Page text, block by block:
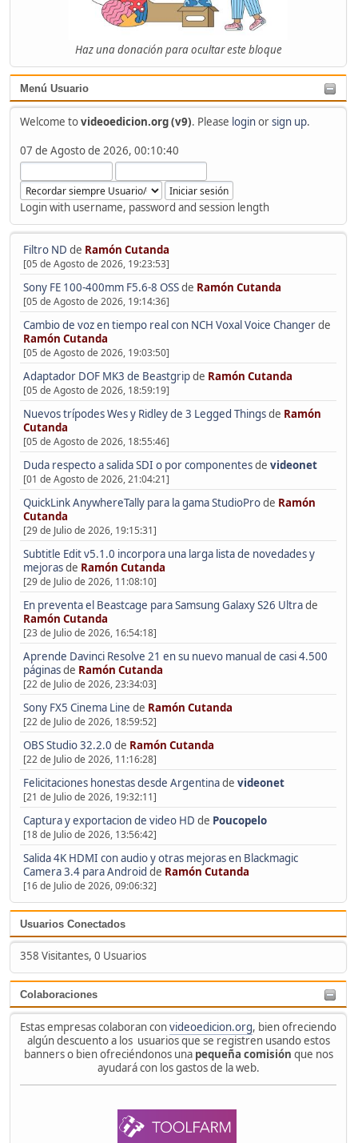
Haz una donación para ocultar este bloque
Menú Usuario
Welcome tovideoedicion.org (v9). Please loginorsign up.
07 de Agosto de 2026, 00:10:40
Login with username, password and session length
Filtro ND de Ramón Cutanda
[05 de Agosto de 2026, 19:23:53]
Sony FE 100-400mm F5.6-8 OSSde Ramón Cutanda
[05 de Agosto de 2026, 19:14:36]
Cambio de voz en tiempo real con NCH Voxal Voice Changerde
Ramón Cutanda
[05 de Agosto de 2026, 19:03:50]
Adaptador DOF MK3 de Beastgripde Ramón Cutanda
[05 de Agosto de 2026, 18:59:19]
Nuevos trípodes Wes y Ridley de 3 Legged Thingsde Ramón
Cutanda
[05 de Agosto de 2026, 18:55:46]
Duda respecto a salida SDI o por componentesde videonet
[01 de Agosto de 2026, 21:04:21]
QuickLink AnywhereTally para la gama StudioProde Ramón
Cutanda
[29 de Julio de 2026, 19:15:31]
Subtitle Edit v5.1.0 incorpora una larga lista de novedades y
mejorasde Ramón Cutanda
[29 de Julio de 2026, 11:08:10]
En preventa el Beastcage para Samsung Galaxy S26 Ultrade
Ramón Cutanda
[23 de Julio de 2026, 16:54:18]
Aprende Davinci Resolve 21 en su nuevo manual de casi 4.500
páginasde Ramón Cutanda
[22 de Julio de 2026, 23:34:03]
Sony FX5 Cinema Line de Ramón Cutanda
[22 de Julio de 2026, 18:59:52]
OBS Studio 32.2.0 de Ramón Cutanda
[22 de Julio de 2026, 11:16:28]
Felicitaciones honestas desde Argentinade videonet
[21 de Julio de 2026, 19:32:11]
Captura y exportacion de video HD de Poucopelo
[18 de Julio de 2026, 13:56:42]
Salida 4K HDMI con audio y otras mejoras en Blackmagic
Camera 3.4 para Android de Ramón Cutanda
[16 de Julio de 2026, 09:06:32]
Usuarios Conectados
358 Visitantes, 0 Usuarios
Colaboraciones
Estas empresas colaboran convideoedicion.org, bien ofreciendo
algún descuento a los usuarios que se registren usando estos
banners o bien ofreciéndonos una pequeña comisión que nos
ayudará con los gastos de la web.